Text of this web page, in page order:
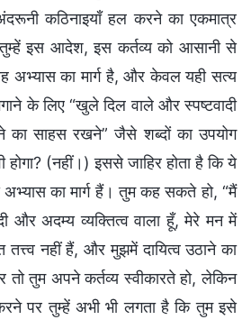
कठिनाइयाँ हल करने का एकमात्र
इस आदेश, इस कर्तव्य को आसानी से
अभ्यास का मार्ग है, और केवल यही सत्य
के लिए “खुले दिल वाले और स्पष्टवादी
का साहस रखने” जैसे शब्दों का उपयोग
होगा? (नहीं।) इससे जाहिर होता है कि ये
अभ्यास का मार्ग हैं। तुम कह सकते हो, “मैं
और अदम्य व्यक्तित्व वाला हूँ, मेरे मन में
तत्त्व नहीं हैं, और मुझमें दायित्व उठाने का
तो तुम अपने कर्तव्य स्वीकारते हो, लेकिन
पर तुम्हें अभी भी लगता है कि तुम इसे